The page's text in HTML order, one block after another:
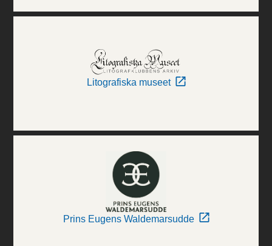
Litografiska museet
Prins Eugens Waldemarsudde